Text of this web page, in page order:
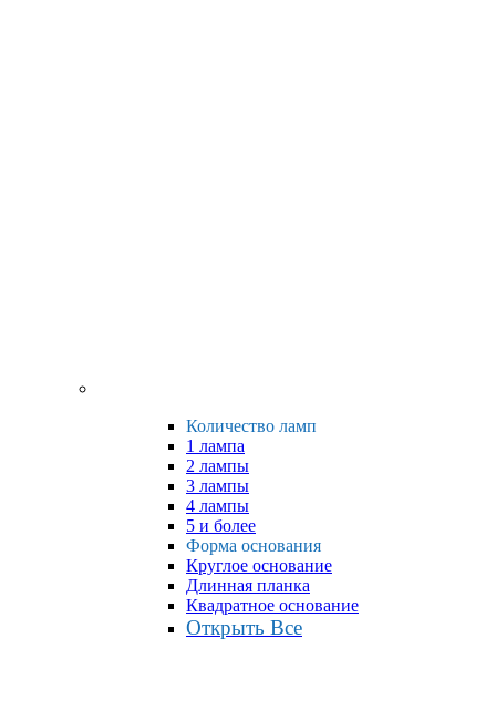
Количество ламп
1 лампа
2 лампы
3 лампы
4 лампы
5 и более
Форма основания
Круглое основание
Длинная планка
Квадратное основание
Открыть Все